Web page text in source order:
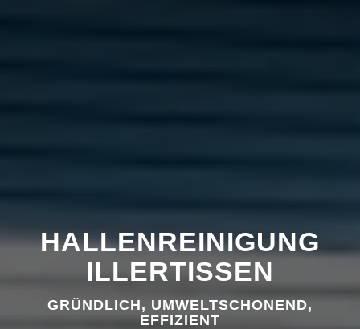
HALLENREINIGUNG
ILLERTISSEN
GRÜNDLICH, UMWELTSCHONEND,
EFFIZIENT